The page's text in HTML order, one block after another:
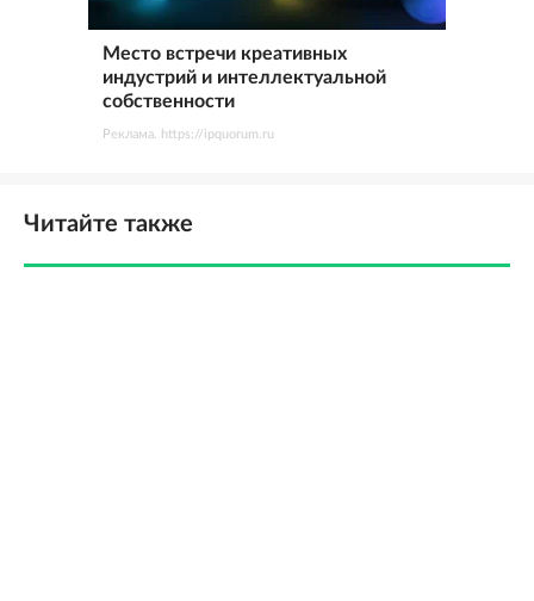
Место встречи креативных
индустрий и интеллектуальной
собственности
Реклама. https://ipquorum.ru
Читайте также